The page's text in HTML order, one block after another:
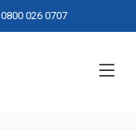
0800 026 0707